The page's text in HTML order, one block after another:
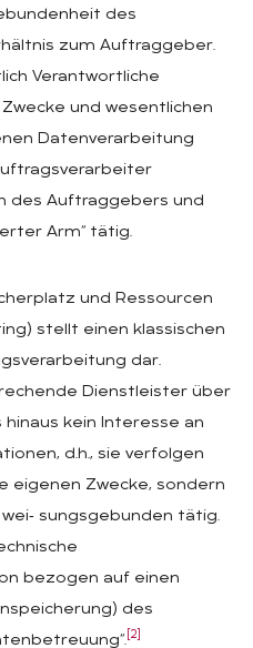
des
zum Auftraggeber.
Verantwortliche
und wesentlichen
Datenverarbeitung
des Auftraggebers und
Arm“ tätig.
und Ressourcen
stellt einen klassischen
dar.
Dienstleister über
kein Interesse an
d.h., sie verfolgen
eigenen Zwecke, sondern
sungsgebunden tätig.
bezogen auf einen
des
[2]